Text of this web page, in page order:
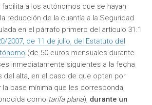
a los autónomos que se hayan
reducción de la cuantía a la Seguridad
en el párrafo primero del artículo 31.1
2007, de 11 de julio, del Estatuto del
(de 50 euros mensuales durante
inmediatamente siguientes a la fecha
del alta, en el caso de que opten por
la base mínima que les corresponda,
como tarifa plana), durante un